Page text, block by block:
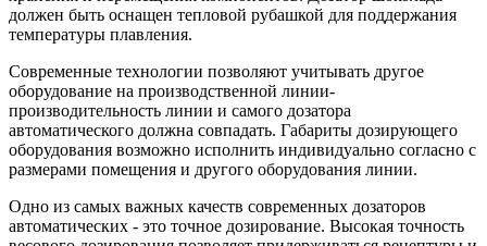
должен быть оснащен тепловой рубашкой для поддержания
температуры плавления.
Современные технологии позволяют учитывать другое
оборудование на производственной линии-
производительность линии и самого дозатора
автоматического должна совпадать. Габариты дозирующего
оборудования возможно исполнить индивидуально согласно с
размерами помещения и другого оборудования линии.
Одно из самых важных качеств современных дозаторов
автоматических - это точное дозирование. Высокая точность